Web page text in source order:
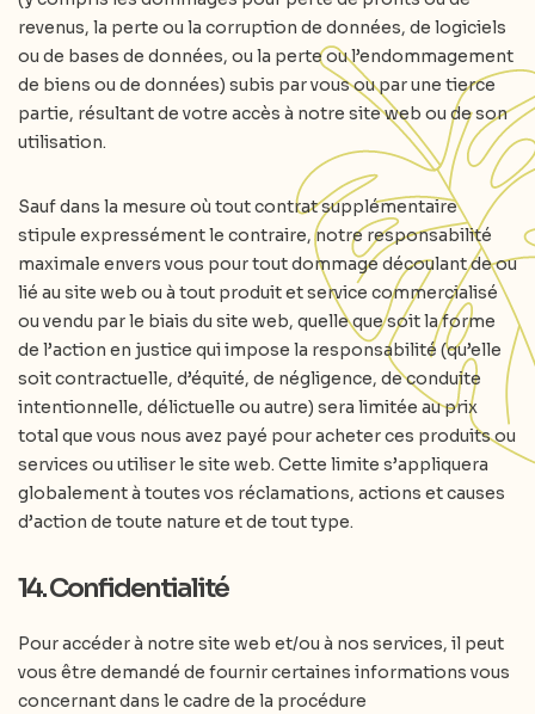
revenus, la perte ou la corruption de données, de logiciels
ou de bases de données, ou la perte ou l’endommagement
de biens ou de données) subis par vous ou par une tierce
partie, résultant de votre accès à notre site web ou de son
utilisation.
Sauf dans la mesure où tout contrat supplémentaire
stipule expressément le contraire, notre responsabilité
maximale envers vous pour tout dommage découlant de ou
lié au site web ou à tout produit et service commercialisé
ou vendu par le biais du site web, quelle que soit la forme
de l’action en justice qui impose la responsabilité (qu’elle
soit contractuelle, d’équité, de négligence, de conduite
intentionnelle, délictuelle ou autre) sera limitée au prix
total que vous nous avez payé pour acheter ces produits ou
services ou utiliser le site web. Cette limite s’appliquera
globalement à toutes vos réclamations, actions et causes
d’action de toute nature et de tout type.
14. Confidentialité
Pour accéder à notre site web et/ou à nos services, il peut
vous être demandé de fournir certaines informations vous
concernant dans le cadre de la procédure